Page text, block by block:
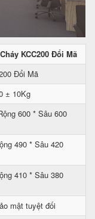
KCC200 Đổi Mã
Đổi Mã
± 10Kg
600 * Sâu 600
490 * Sâu 420
410 * Sâu 380
mật tuyệt đối